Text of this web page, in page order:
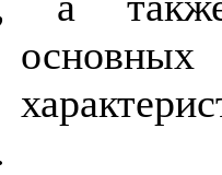
осно
и